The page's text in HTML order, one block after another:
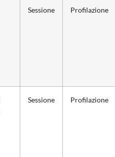
Sessione Profilazione
Sessione Profilazione